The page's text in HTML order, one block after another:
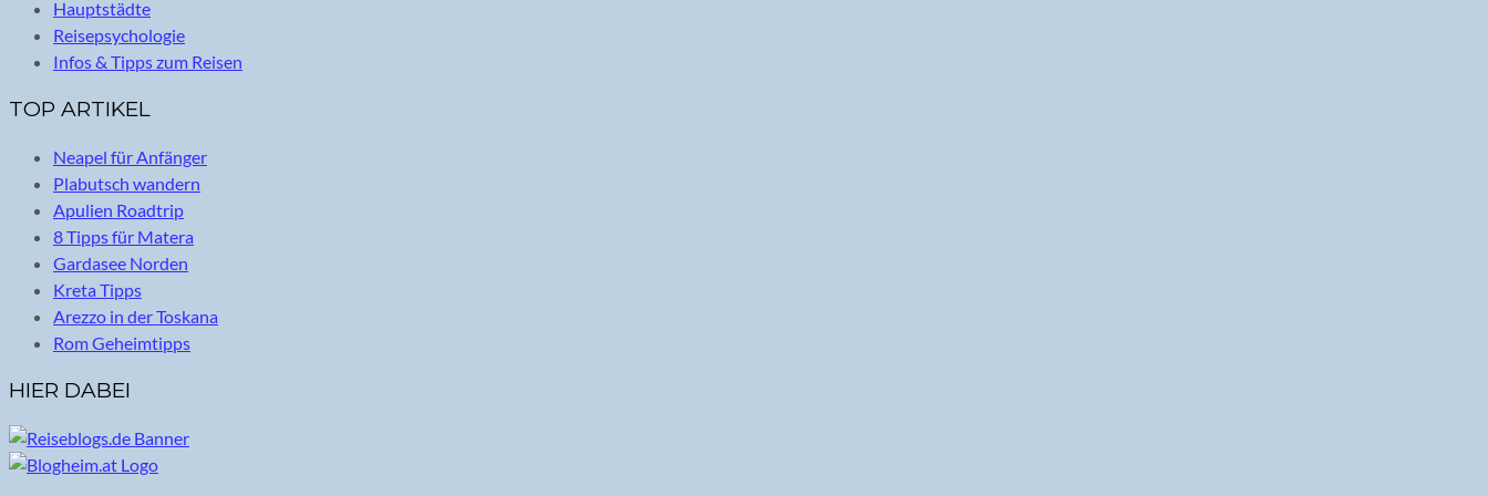
Hauptstädte
Reisepsychologie
Infos & Tipps zum Reisen
TOP ARTIKEL
Neapel für Anfänger
Plabutsch wandern
Apulien Roadtrip
8 Tipps für Matera
Gardasee Norden
Kreta Tipps
Arezzo in der Toskana
Rom Geheimtipps
HIER DABEI